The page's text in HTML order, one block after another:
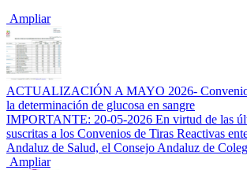
Ampliar
ACTUALIZACIÓN A MAYO 2026- Convenio
la determinación de glucosa en sangre
IMPORTANTE: 20-05-2026 En virtud de las
suscritas a los Convenios de Tiras Reactivas
Andaluz de Salud, el Consejo Andaluz de
Ampliar